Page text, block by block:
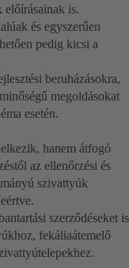
előírásainak is.
és egyszerűen
pedig kicsi a
beruházásokra,
megoldásokat
esetén.
hanem átfogó
az ellenőrzési és
szivattyúk
szerződéseket is
fekáliaátemelő